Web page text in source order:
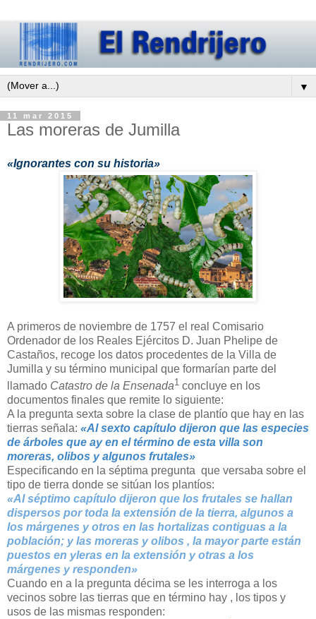
▼
11 mar 2015
Las moreras de Jumilla
«Ignorantes con su historia»
A primeros de noviembre de 1757 el real Comisario
Ordenador de los Reales Ejércitos D. Juan Phelipe de
Castaños, recoge los datos procedentes de la Villa de
Jumilla y su término municipal que formarían parte del
llamado Catastro de la Ensenada1 concluye en los
documentos finales que remite lo siguiente:
A la pregunta sexta sobre la clase de plantío que hay en las
tierras señala: «Al sexto capítulo dijeron que las especies
de árboles que ay en el término de esta villa son
moreras, olibos y algunos frutales»
Especificando en la séptima pregunta que versaba sobre el
tipo de tierra donde se sitúan los plantíos:
«Al séptimo capítulo dijeron que los frutales se hallan
dispersos por toda la extensión de la tierra, algunos a
los márgenes y otros en las hortalizas contiguas a la
población; y las moreras y olibos , la mayor parte están
puestos en yleras en la extensión y otras a los
márgenes y responden»
Cuando en a la pregunta décima se les interroga a los
vecinos sobre las tierras que en término hay , los tipos y
usos de las mismas responden: